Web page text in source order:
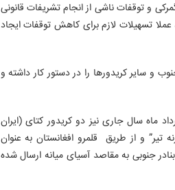
و توقفات ناشی از انجام تشریفات قانونی
عملا تسهیلات لازم برای کاهش توقفات ایجاد
و سایر کریدورها را در دستور کار داشته و
ماه سال جاری نیز دو کریدور کتای (ایران
تیر” و از طریق قلمرو افغانستان به عنوان
جنوبی به مقاصد آسیای میانه ارسال شده